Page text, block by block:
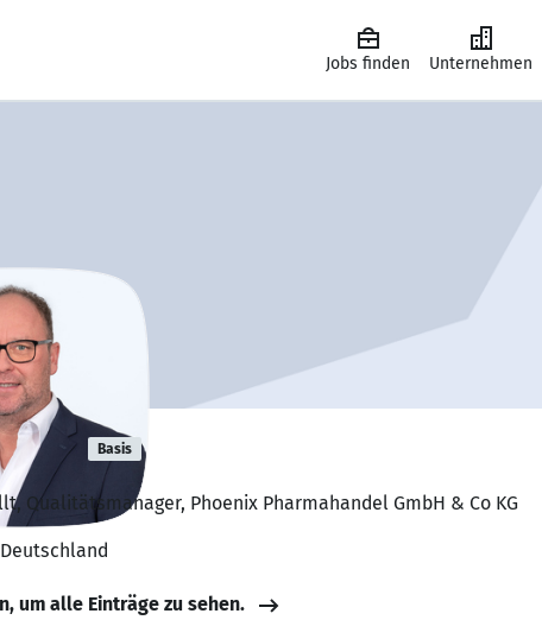
Jobs finden Unternehmen
hierl Basis
Qualitätsmanager, Phoenix Pharmahandel GmbH & Co KG
um alle Einträge zu sehen.